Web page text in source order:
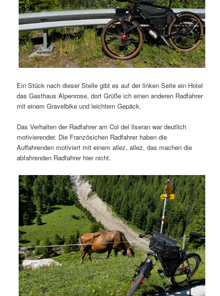
Ein Stück nach dieser Stelle gibt es auf der linken Seite ein Hotel
das Gasthaus Alpenrose, dort Grüße ich einen anderen Radfahrer
mit einem Gravelbike und leichtem Gepäck.
Das Verhalten der Radfahrer am Col del Ilseran war deutlich
motivierender. Die Französichen Radfahrer haben die
Auffahrenden motiviert mit einem allez, allez, das machen die
abfahrenden Radfahrer hier nicht.